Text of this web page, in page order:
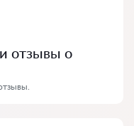
отзывы о